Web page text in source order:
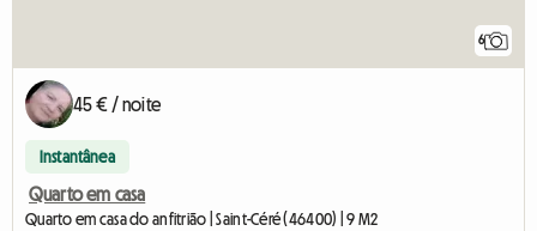
6
45 € / noite
Instantânea
Quarto em casa
Quarto em casa do anfitrião | Saint-Céré (46400) | 9 M2